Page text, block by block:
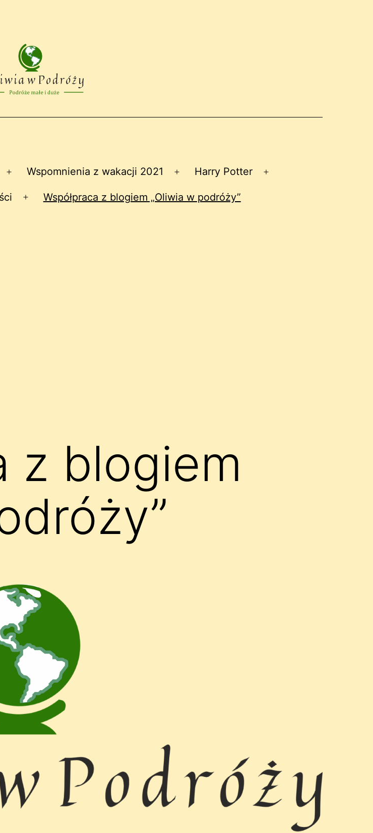
Rozwiń
menu
Wspomnienia z wakacji 2021
Rozwiń
menu
Harry Potter
Rozwiń
Współpraca z blogiem „Oliwia w podróży”
z blogiem